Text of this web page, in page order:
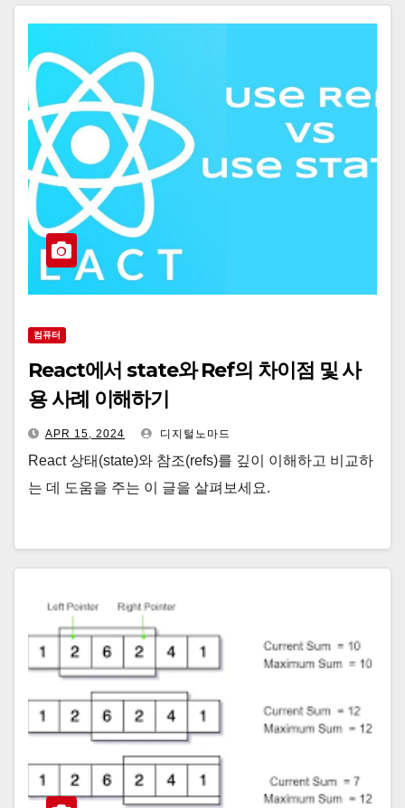
컴퓨터
React에서 state와 Ref의 차이점 및 사
용 사례 이해하기
APR 15, 2024 디지털노마드
React 상태(state)와 참조(refs)를 깊이 이해하고 비교하
는 데 도움을 주는 이 글을 살펴보세요.